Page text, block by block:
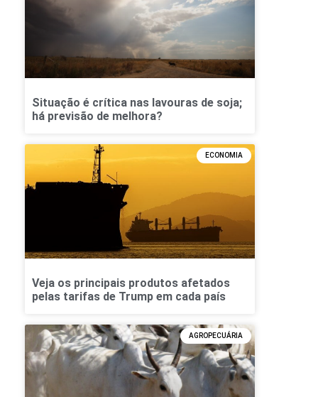
Situação é crítica nas lavouras de soja;
há previsão de melhora?
ECONOMIA
Veja os principais produtos afetados
pelas tarifas de Trump em cada país
AGROPECUÁRIA